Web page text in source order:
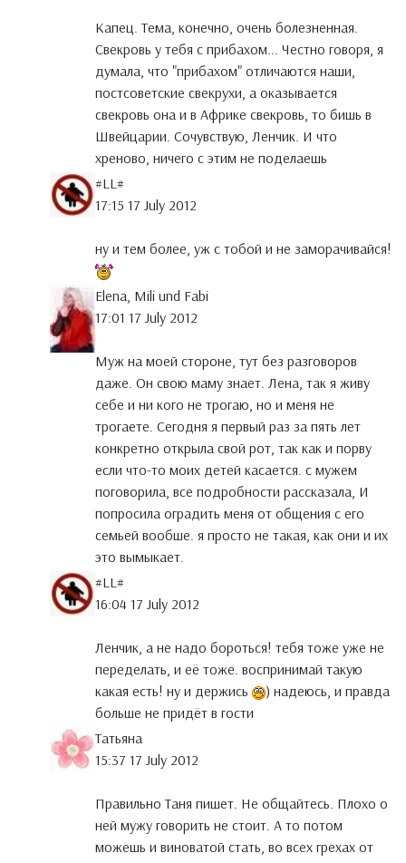
Капец. Тема, конечно, очень болезненная.
Свекровь у тебя с прибахом... Честно говоря, я
думала, что "прибахом" отличаются наши,
постсоветские свекрухи, а оказывается
свекровь она и в Африке свекровь, то бишь в
Швейцарии. Сочувствую, Ленчик. И что
хреново, ничего с этим не поделаешь
#LL#
17:15 17 July 2012
ну и тем более, уж с тобой и не заморачивайся!
Elena, Mili und Fabi
17:01 17 July 2012
Муж на моей стороне, тут без разговоров
даже. Он свою маму знает. Лена, так я живу
себе и ни кого не трогаю, но и меня не
трогаете. Сегодня я первый раз за пять лет
конкретно открыла свой рот, так как и порву
если что-то моих детей касается. с мужем
поговорила, все подробности рассказала, И
попросила оградить меня от общения с его
семьей вообше. я просто не такая, как они и их
это вымыкает.
#LL#
16:04 17 July 2012
Ленчик, а не надо бороться! тебя тоже уже не
переделать, и её тоже. воспринимай такую
какая есть! ну и держись
) надеюсь, и правда
больше не придёт в гости
Татьяна
15:37 17 July 2012
Правильно Таня пишет. Не общайтесь. Плохо о
ней мужу говорить не стоит. А то потом
можешь и виноватой стать, во всех грехах от